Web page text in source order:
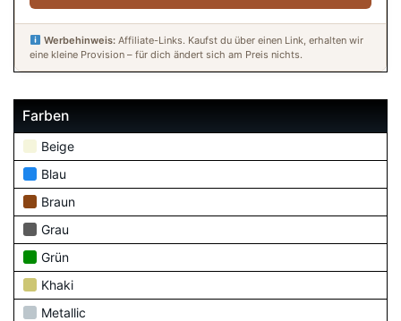
Werbehinweis:Affiliate-Links. Kaufst du über einen Link, erhalten wir
eine kleine Provision – für dich ändert sich am Preis nichts.
Farben
Beige
Blau
Braun
Grau
Grün
Khaki
Metallic